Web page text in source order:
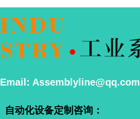
自动化设备定制咨询：
Email: Assemblyline@qq.com